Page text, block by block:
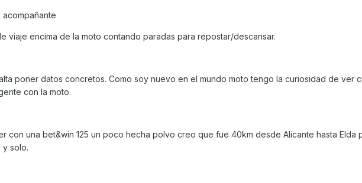
acompañante
viaje encima de la moto contando paradas para repostar/descansar.
poner datos concretos. Como soy nuevo en el mundo moto tengo la curiosidad de ver
con la moto.
con una bet&win 125 un poco hecha polvo creo que fue 40km desde Alicante hasta Elda
y solo.